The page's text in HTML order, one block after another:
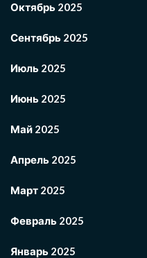
Октябрь 2025
Сентябрь 2025
Июль 2025
Июнь 2025
Май 2025
Апрель 2025
Март 2025
Февраль 2025
Январь 2025